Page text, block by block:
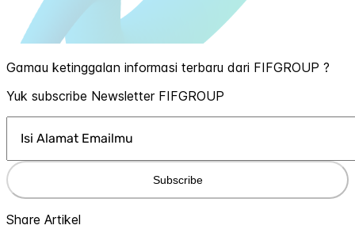
Gamau ketinggalan informasi terbaru dari FIFGROUP ?
Yuk subscribe Newsletter FIFGROUP
Subscribe
Share Artikel